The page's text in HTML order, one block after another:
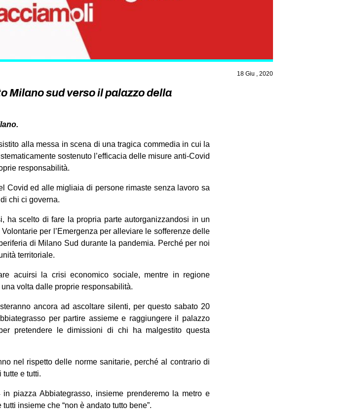
18 Giu , 2020
Milano sud verso il palazzo della
alla messa in scena di una tragica commedia in cui la
sostenuto l’efficacia delle misure anti-Covid
responsabilità.
Covid ed alle migliaia di persone rimaste senza lavoro sa
chi ci governa.
ha scelto di fare la propria parte autorganizzandosi in un
per l’Emergenza per alleviare le sofferenze delle
di Milano Sud durante la pandemia. Perché per noi
territoriale.
acuirsi la crisi economico sociale, mentre in regione
volta dalle proprie responsabilità.
ancora ad ascoltare silenti, per questo sabato 20
per partire assieme e raggiungere il palazzo
pretendere le dimissioni di chi ha malgestito questa
nel rispetto delle norme sanitarie, perché al contrario di
e tutti.
piazza Abbiategrasso, insieme prenderemo la metro e
insieme che “non è andato tutto bene”.